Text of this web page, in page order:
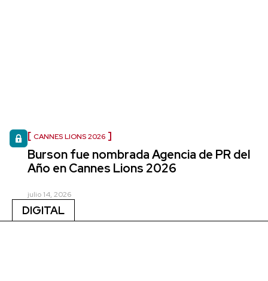
CANNES LIONS 2026
Burson fue nombrada Agencia de PR del
Año en Cannes Lions 2026
julio 14, 2026
DIGITAL